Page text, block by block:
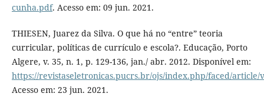
cunha.pdf. Acesso em: 09 jun. 2021.
THIESEN, Juarez da Silva. O que há no “entre” teoria
curricular, políticas de currículo e escola?. Educação, Porto
Algere, v. 35, n. 1, p. 129-136, jan./ abr. 2012. Disponível em:
https://revistaseletronicas.pucrs.br/ojs/index.php/faced/article/
Acesso em: 23 jun. 2021.